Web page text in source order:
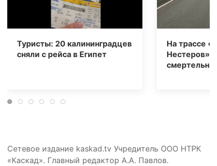
Туристы: 20 калининградцев
сняли с рейса в Египет
На трассе
Нестеров»
Сетевое издание kaskad.tv Учредитель ООО НТРК
«Каскад». Главный редактор А.А. Павлов.